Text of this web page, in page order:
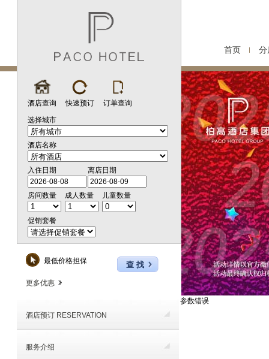
首页 分
酒店查询 快速预订
订单查询
选择城市
酒店名称
入住日期 离店日期
房间数量 成人数量 儿童数量
促销套餐
最低价格担保
更多优惠
酒店预订 RESERVATION
服务介绍
参数错误